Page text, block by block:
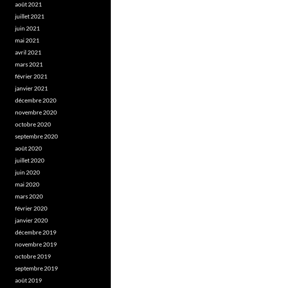
août 2021
juillet 2021
juin 2021
mai 2021
avril 2021
mars 2021
février 2021
janvier 2021
décembre 2020
novembre 2020
octobre 2020
septembre 2020
août 2020
juillet 2020
juin 2020
mai 2020
mars 2020
février 2020
janvier 2020
décembre 2019
novembre 2019
octobre 2019
septembre 2019
août 2019